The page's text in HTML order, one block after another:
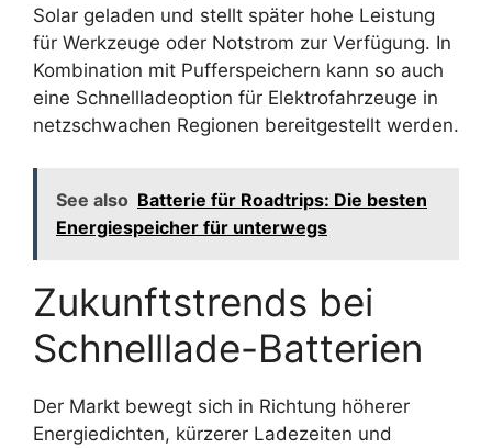
Solar geladen und stellt später hohe Leistung
für Werkzeuge oder Notstrom zur Verfügung. In
Kombination mit Pufferspeichern kann so auch
eine Schnellladeoption für Elektrofahrzeuge in
netzschwachen Regionen bereitgestellt werden.
See also Batterie für Roadtrips: Die besten
Energiespeicher für unterwegs
Zukunftstrends bei
Schnelllade-Batterien
Der Markt bewegt sich in Richtung höherer
Energiedichten, kürzerer Ladezeiten und